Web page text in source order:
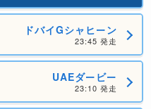
ドバイGシャヒーン
23:45 発走
UAEダービー
23:10 発走